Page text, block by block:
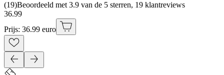
(19)Beoordeeld met 3.9 van de 5 sterren, 19 klantreviews
36.99
Prijs: 36.99 euro